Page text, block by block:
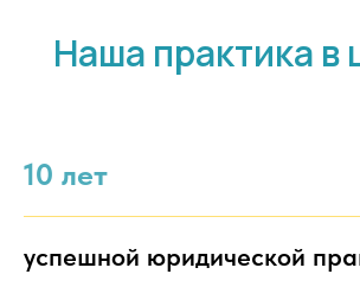
Наша практика в
10 лет
успешной юридической